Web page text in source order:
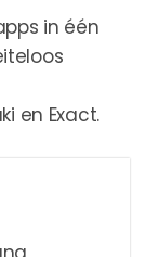
in één
en Exact.